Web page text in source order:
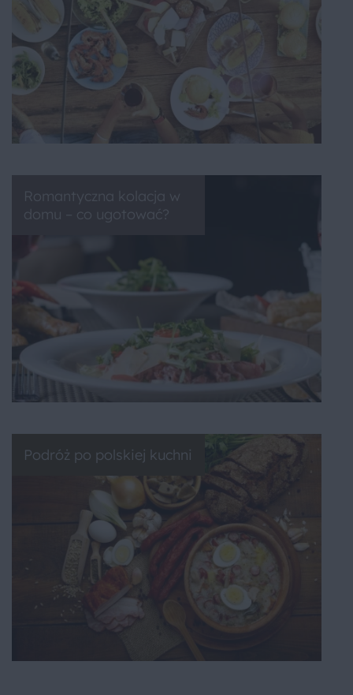
Romantyczna kolacja w
domu – co ugotować?
Podróż po polskiej kuchni